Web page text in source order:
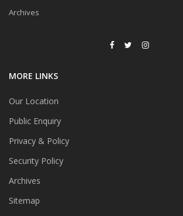
Archives
MORE LINKS
Our Location
Public Enquiry
Privacy & Policy
Security Policy
Archives
Sitemap